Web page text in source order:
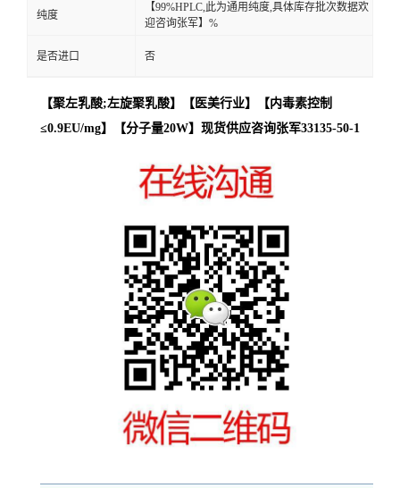
纯度
【99%HPLC,此为通用纯度,具体库存批次数据欢
迎咨询张军】%
是否进口 否
【聚左乳酸;左旋聚乳酸】【医美行业】【内毒素控制
≤0.9EU/mg】【分子量20W】现货供应咨询张军33135-50-1